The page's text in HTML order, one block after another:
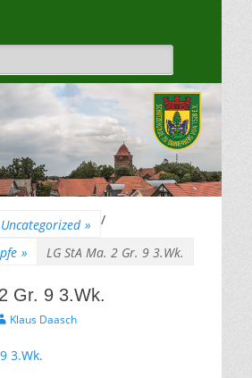
1528
Uncategorized »
/
» LG StA Ma. 2 Gr. 9 3.Wk.
Gr. 9 3.Wk.
Klaus Daasch
3.Wk.